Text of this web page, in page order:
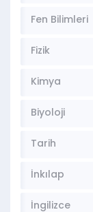
Fen Bilimleri
Fizik
Kimya
Biyoloji
Tarih
İnkılap
İngilizce